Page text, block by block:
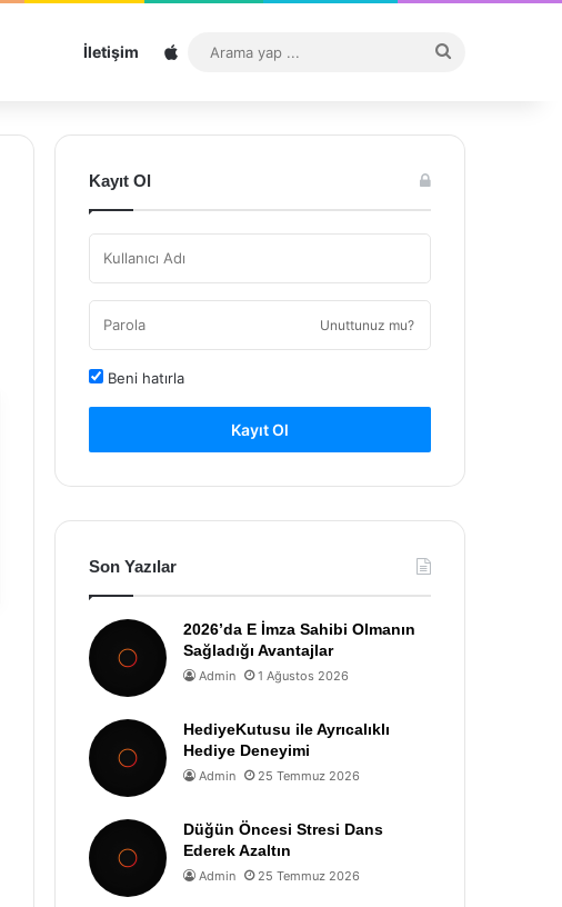
İletişim Sitemap
...
Kayıt Ol
Unuttunuz mu?
Beni hatırla
Kayıt Ol
Son Yazılar
2026’da E İmza Sahibi Olmanın
Sağladığı Avantajlar
Admin 1 Ağustos 2026
HediyeKutusu ile Ayrıcalıklı
Hediye Deneyimi
Admin 25 Temmuz 2026
Düğün Öncesi Stresi Dans
Ederek Azaltın
Admin 25 Temmuz 2026